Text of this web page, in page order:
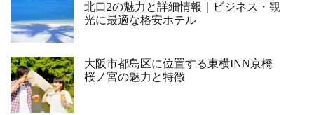
北口2の魅力と詳細情報｜ビジネス・観
光に最適な格安ホテル
大阪市都島区に位置する東横INN京橋
桜ノ宮の魅力と特徴